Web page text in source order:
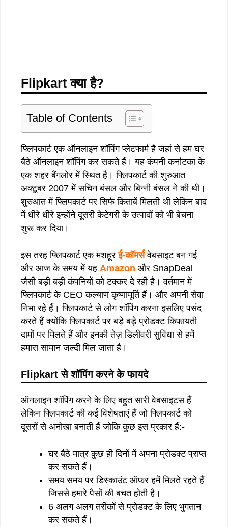
Flipkart क्या है?
Table of Contents
फ्लिपकार्ट एक ऑनलाइन शॉपिंग प्लेटफार्म है जहां से हम घर
बैठे ऑनलाइन शॉपिंग कर सकते हैं। यह कंपनी कर्नाटका के
एक शहर बैंगलोर में स्थित है। फ्लिपकार्ट की शुरुआत
अक्टूबर 2007 में सचिन बंसल और बिन्नी बंसल ने की थी।
शुरुआत में फ्लिपकार्ट पर सिर्फ किताबें मिलती थी लेकिन बाद
में धीरे धीरे इन्होंने दूसरी केटेगरी के उत्पादों को भी बेचना
शुरू कर दिया।
इस तरह फ्लिपकार्ट एक मशहूरई-कॉमर्सवेबसाइट बन गई
और आज के समय में यह Amazon और SnapDeal
जैसी बड़ी बड़ी कंपनियों को टक्कर दे रही है। वर्तमान में
फ्लिपकार्ट के CEO कल्याण कृष्णामूर्ति हैं। और अपनी सेवा
निभा रहे हैं। फ्लिपकार्ट से लोग शॉपिंग करना इसलिए पसंद
करते हैं क्योंकि फ्लिपकार्ट पर बड़े बड़े प्रोडक्ट किफायती
दामों पर मिलते हैं और इनकी तेज़ डिलीवरी सुविधा से हमें
हमारा सामान जल्दी मिल जाता है।
Flipkart से शॉपिंग करने के फायदे
ऑनलाइन शॉपिंग करने के लिए बहुत सारी वेबसाइटस हैं
लेकिन फ्लिपकार्ट की कई विशेषताएं हैं जो फ्लिपकार्ट को
दूसरों से अनोखा बनाती हैं जोकि कुछ इस प्रकार हैं:-
घर बैठे मात्र कुछ ही दिनों में अपना प्रोडक्ट प्राप्त
कर सकते हैं।
समय समय पर डिस्काउंट ऑफर हमें मिलते रहते हैं
जिससे हमारे पैसों की बचत होती है।
6 अलग अलग तरीकों से प्रोडक्ट के लिए भुगतान
कर सकते हैं।